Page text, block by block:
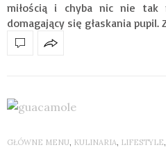
miłością i chyba nic nie tak
domagający się głaskania pupil.
GŁÓWNE MENU, KULINARIA, LIFESTYLE,